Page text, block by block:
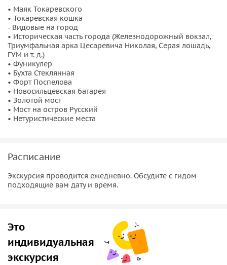
• Маяк Токаревского
• Токаревская кошка
- Видовые на город
• Историческая часть города (Железнодорожный вокзал,
Триумфальная арка Цесаревича Николая, Серая лошадь,
ГУМ и т. д.)
• Фуникулер
• Бухта Стеклянная
• Форт Поспелова
• Новосильцевская батарея
• Золотой мост
• Мост на остров Русский
• Нетуристические места
Расписание
Экскурсия проводится ежедневно. Обсудите с гидом
подходящие вам дату и время.
Это
индивидуальная
экскурсия